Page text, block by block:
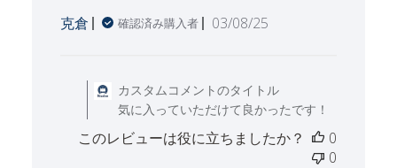
克倉
確認済み購入者
公
03/08/25
カスタムコメントのタイトル
気に入っていただけて良かったです！
このレビューは役に立ちましたか？
0
0